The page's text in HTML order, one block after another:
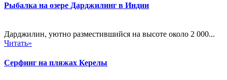
Рыбалка на озере Дарджилинг в Индии
Дарджилин, уютно разместившийся на высоте около 2 000...
Читать»
Серфинг на пляжах Керелы